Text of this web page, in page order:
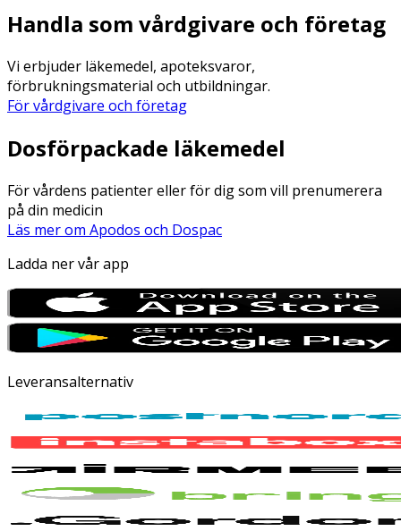
Handla som vårdgivare och företag
Vi erbjuder läkemedel, apoteksvaror,
förbrukningsmaterial och utbildningar.
För vårdgivare och företag
Dosförpackade läkemedel
För vårdens patienter eller för dig som vill prenumerera
på din medicin
Läs mer om Apodos och Dospac
Ladda ner vår app
Leveransalternativ